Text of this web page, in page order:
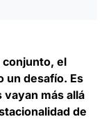
conjunto, el
un desafío. Es
más allá
de